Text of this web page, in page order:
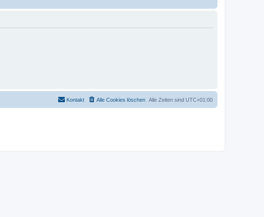
Alle Zeiten sind UTC+01:00
Alle Cookies löschen
Kontakt